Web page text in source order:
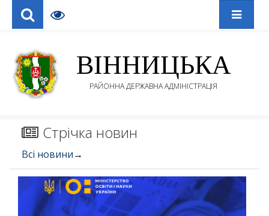
ВІННИЦЬКА
РАЙОННА ДЕРЖАВНА АДМІНІСТРАЦІЯ
Стрічка новин
Всі новини→